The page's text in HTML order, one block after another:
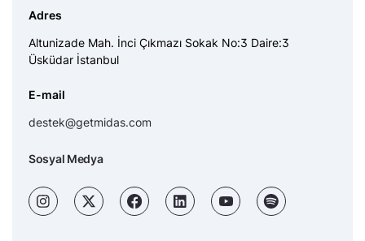
Adres
Altunizade Mah. İnci Çıkmazı Sokak No:3 Daire:3
Üsküdar İstanbul
E-mail
destek@getmidas.com
Sosyal Medya